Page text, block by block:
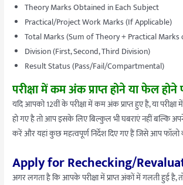
Theory Marks Obtained in Each Subject
Practical/Project Work Marks (If Applicable)
Total Marks (Sum of Theory + Practical Marks
Division (First, Second, Third Division)
Result Status (Pass/Fail/Compartmental)
परीक्षा में कम अंक प्राप्त होने या फेल
यदि आपको 12वीं के परीक्षा में कम अंक प्राप्त हुए है, या
हो गए है तो आप इसके लिए बिल्कुल भी घबराएं नहीं बल्कि
करें और यहां कुछ महत्वपूर्ण निर्देश दिए गए हैं जिसे आप
Apply for Rechecking/
अगर लगता है कि आपके परीक्षा में प्राप्त अंकों में गलती हुई है, तो